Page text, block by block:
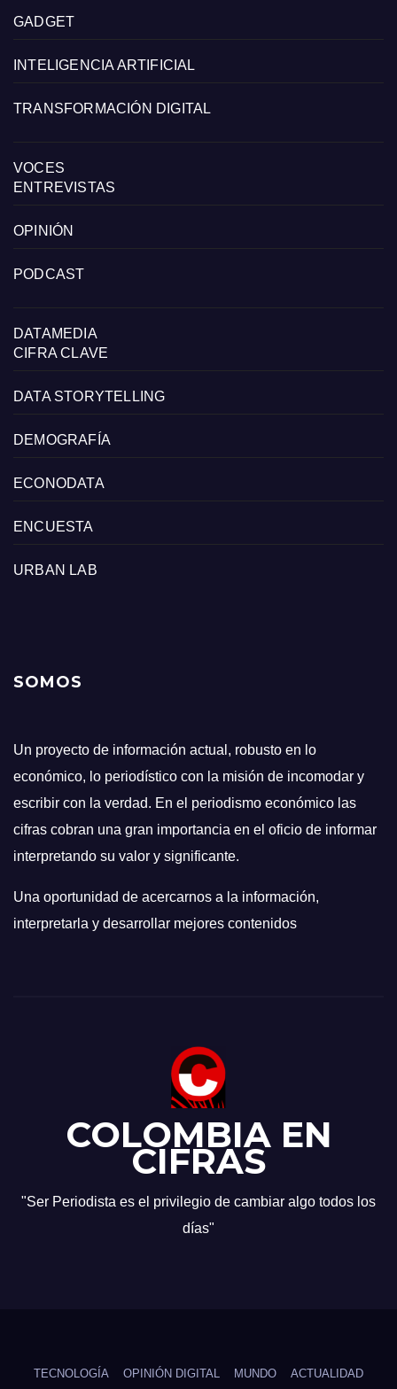
GADGET
INTELIGENCIA ARTIFICIAL
TRANSFORMACIÓN DIGITAL
VOCES
ENTREVISTAS
OPINIÓN
PODCAST
DATAMEDIA
CIFRA CLAVE
DATA STORYTELLING
DEMOGRAFÍA
ECONODATA
ENCUESTA
URBAN LAB
SOMOS
Un proyecto de información actual, robusto en lo
económico, lo periodístico con la misión de incomodar y
escribir con la verdad. En el periodismo económico las
cifras cobran una gran importancia en el oficio de informar
interpretando su valor y significante.
Una oportunidad de acercarnos a la información,
interpretarla y desarrollar mejores contenidos
COLOMBIA EN
CIFRAS
"Ser Periodista es el privilegio de cambiar algo todos los
días"
TECNOLOGÍA OPINIÓN DIGITAL MUNDO ACTUALIDAD